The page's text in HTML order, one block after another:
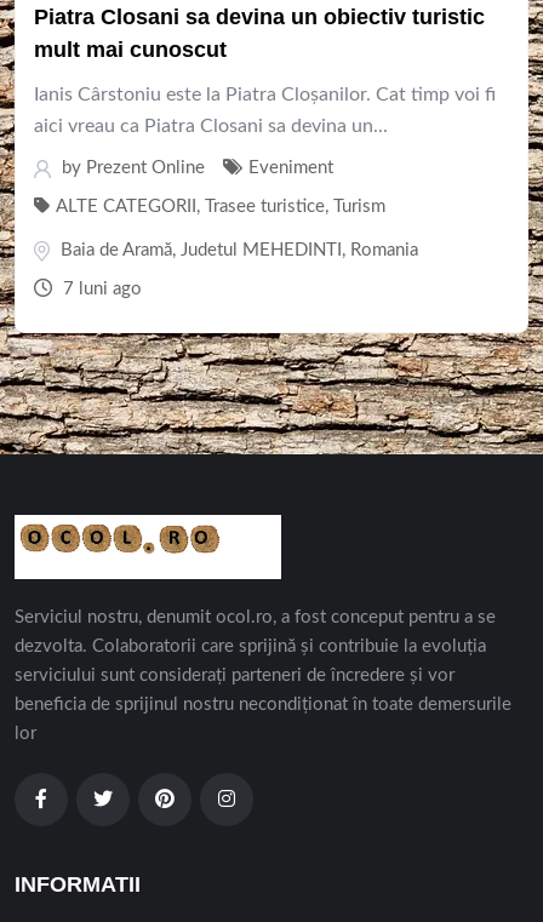
Piatra Closani sa devina un obiectiv turistic
mult mai cunoscut
Ianis Cârstoniu este la Piatra Cloșanilor. Cat timp voi fi
aici vreau ca Piatra Closani sa devina un...
by Prezent Online Eveniment
ALTE CATEGORII , Trasee turistice, Turism
Baia de Aramă, Judetul MEHEDINTI , Romania
7 luni ago
Serviciul nostru, denumit ocol.ro, a fost conceput pentru a se
dezvolta. Colaboratorii care sprijină și contribuie la evoluția
serviciului sunt considerați parteneri de încredere și vor
beneficia de sprijinul nostru necondiționat în toate demersurile
lor
INFORMATII